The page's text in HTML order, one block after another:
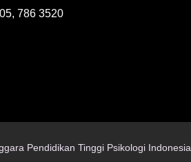
786 3520
Pendidikan Tinggi Psikologi Indonesia